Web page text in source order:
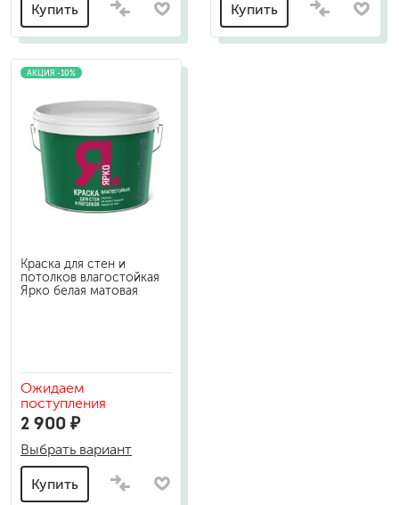
Купить Купить
АКЦИЯ -10%
Краска для стен и
потолков влагостойкая
Ярко белая матовая
Ожидаем
поступления
2 900 ₽
Выбрать вариант
Купить